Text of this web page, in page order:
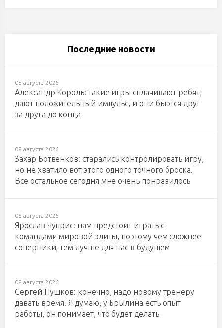
Последние новости
08 августа 2026
Александр Король: такие игры сплачивают ребят,
дают положительный импульс, и они бьются друг
за друга до конца
08 августа 2026
Захар Ботвенков: старались контролировать игру,
но не хватило вот этого одного точного броска.
Все остальное сегодня мне очень понравилось
08 августа 2026
Ярослав Чуприс: нам предстоит играть с
командами мировой элиты, поэтому чем сложнее
соперники, тем лучше для нас в будущем
08 августа 2026
Сергей Пушков: конечно, надо новому тренеру
давать время. Я думаю, у Брылина есть опыт
работы, он понимает, что будет делать